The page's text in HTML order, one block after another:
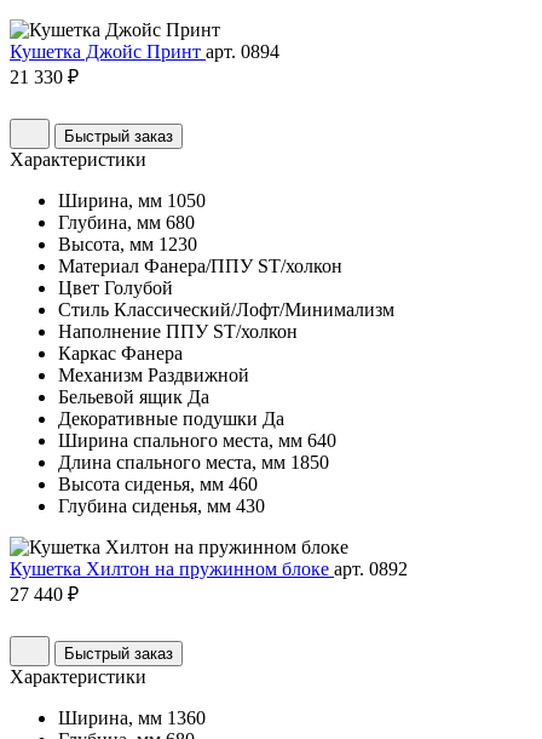
Кушетка Джойс Принт арт. 0894
21 330 ₽
Быстрый заказ
Характеристики
Ширина, мм 1050
Глубина, мм 680
Высота, мм 1230
Материал Фанера/ППУ ST/холкон
Цвет Голубой
Стиль Классический/Лофт/Минимализм
Наполнение ППУ ST/холкон
Каркас Фанера
Механизм Раздвижной
Бельевой ящик Да
Декоративные подушки Да
Ширина спального места, мм 640
Длина спального места, мм 1850
Высота сиденья, мм 460
Глубина сиденья, мм 430
Кушетка Хилтон на пружинном блоке арт. 0892
27 440 ₽
Быстрый заказ
Характеристики
Ширина, мм 1360